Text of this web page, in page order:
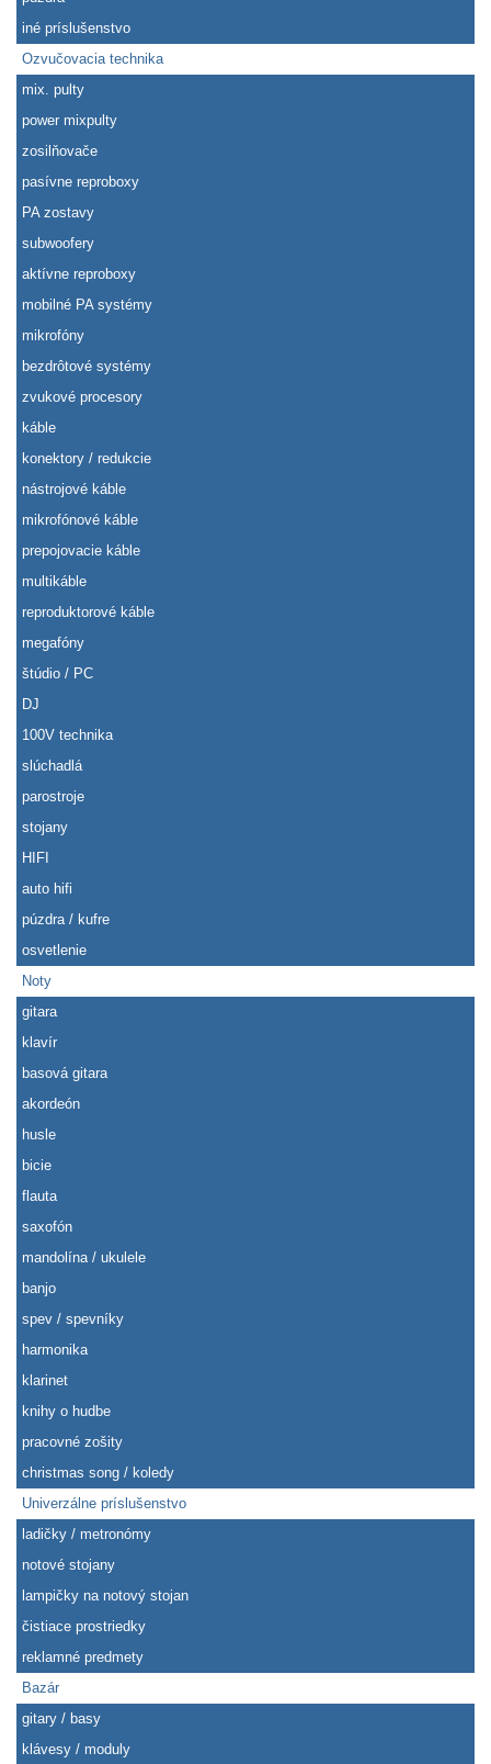
iné príslušenstvo
Ozvučovacia technika
mix. pulty
power mixpulty
zosilňovače
pasívne reproboxy
PA zostavy
subwoofery
aktívne reproboxy
mobilné PA systémy
mikrofóny
bezdrôtové systémy
zvukové procesory
káble
konektory / redukcie
nástrojové káble
mikrofónové káble
prepojovacie káble
multikáble
reproduktorové káble
megafóny
štúdio / PC
DJ
100V technika
slúchadlá
parostroje
stojany
HIFI
auto hifi
púzdra / kufre
osvetlenie
Noty
gitara
klavír
basová gitara
akordeón
husle
bicie
flauta
saxofón
mandolína / ukulele
banjo
spev / spevníky
harmonika
klarinet
knihy o hudbe
pracovné zošity
christmas song / koledy
Univerzálne príslušenstvo
ladičky / metronómy
notové stojany
lampičky na notový stojan
čistiace prostriedky
reklamné predmety
Bazár
gitary / basy
klávesy / moduly